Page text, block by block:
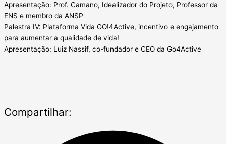
Apresentação: Prof. Camano, Idealizador do Projeto, Professor da
ENS e membro da ANSP
Palestra IV: Plataforma Vida GO!4Active, incentivo e engajamento
para aumentar a qualidade de vida!
Apresentação: Luiz Nassif, co-fundador e CEO da Go4Active
Compartilhar: